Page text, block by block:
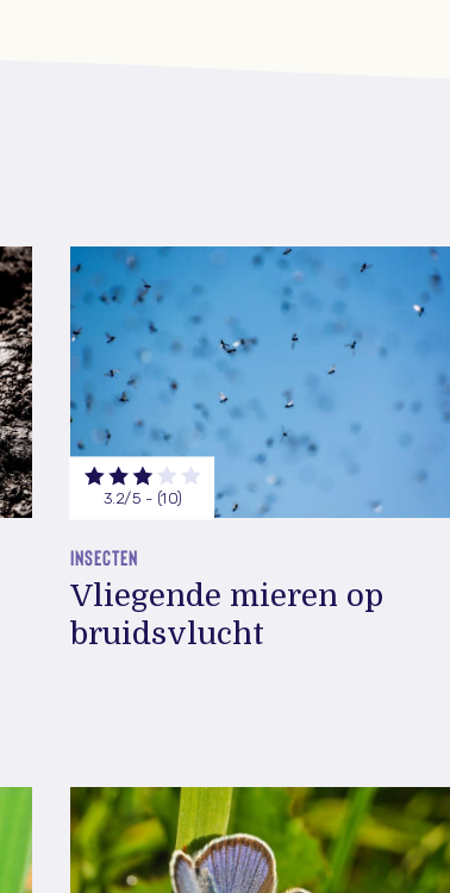
3.2/5 - (10)
INSECTEN
Vliegende mieren op
bruidsvlucht